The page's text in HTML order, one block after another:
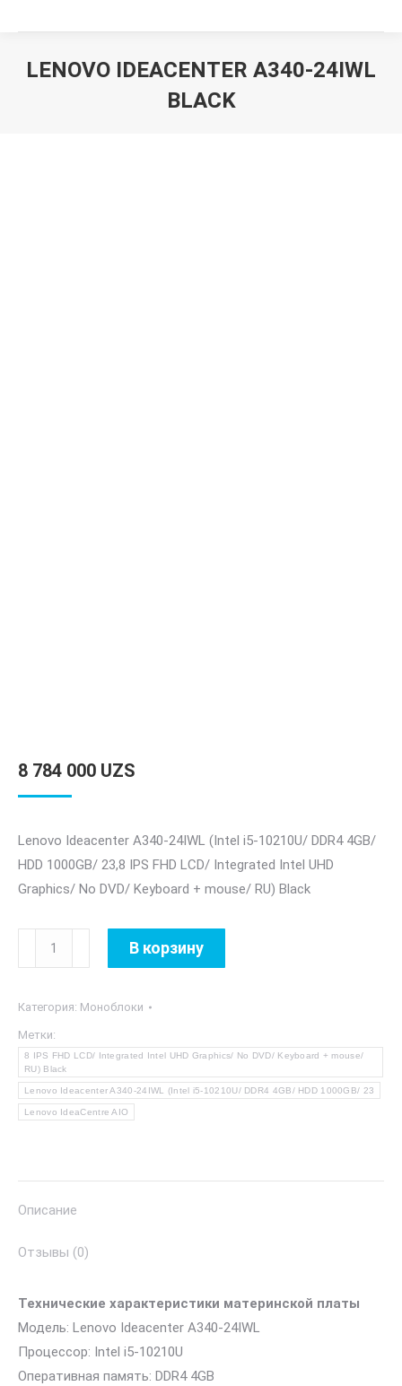
LENOVO IDEACENTER A340-24IWL
BLACK
8 784 000 UZS
Lenovo Ideacenter A340-24IWL (Intel i5-10210U/ DDR4 4GB/
HDD 1000GB/ 23,8 IPS FHD LCD/ Integrated Intel UHD
Graphics/ No DVD/ Keyboard + mouse/ RU) Black
Количество
товара
Ideacenter
A340-
24IWL
Black
В корзину
Категория: Моноблоки
Метки:
8 IPS FHD LCD/ Integrated Intel UHD Graphics/ No DVD/ Keyboard + mouse/
RU) Black
Lenovo Ideacenter A340-24IWL (Intel i5-10210U/ DDR4 4GB/ HDD 1000GB/ 23
Lenovo IdeaCentre AIO
Описание
Отзывы (0)
Технические характеристики материнской платы
Модель: Lenovo Ideacenter A340-24IWL
Процессор: Intel i5-10210U
Оперативная память: DDR4 4GB